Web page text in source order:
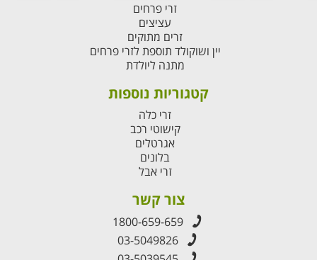
זרי פרחים
עציצים
זרים מתוקים
יין ושוקולד תוספת לזרי פרחים
מתנה ליולדת
קטגוריות נוספות
זרי כלה
קישוטי רכב
אגרטלים
בלונים
זרי אבל
צור קשר
1800-659-659
03-5049826